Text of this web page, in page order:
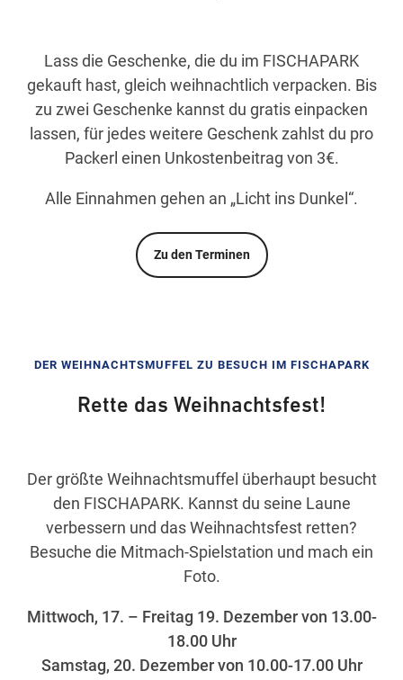
Lass die Geschenke, die du im FISCHAPARK
gekauft hast, gleich weihnachtlich verpacken. Bis
zu zwei Geschenke kannst du gratis einpacken
lassen, für jedes weitere Geschenk zahlst du pro
Packerl einen Unkostenbeitrag von 3€.
Alle Einnahmen gehen an „Licht ins Dunkel“.
Zu den Terminen
DER WEIHNACHTSMUFFEL ZU BESUCH IM FISCHAPARK
Rette das Weihnachtsfest!
Der größte Weihnachtsmuffel überhaupt besucht
den FISCHAPARK. Kannst du seine Laune
verbessern und das Weihnachtsfest retten?
Besuche die Mitmach-Spielstation und mach ein
Foto.
Mittwoch, 17. – Freitag 19. Dezember von 13.00-
18.00 Uhr
Samstag, 20. Dezember von 10.00-17.00 Uhr